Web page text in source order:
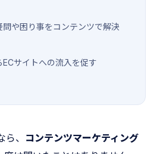
問や困り事をコンテンツで解決
サイトへの流入を促す
、 コンテンツマーケティング